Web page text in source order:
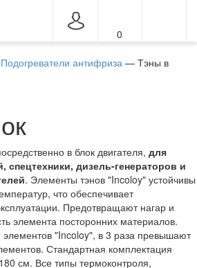
0
Подогреватели антифриза — Тэны в
в блок двигателя, для
спецтехники, дизель-генераторов и
. Элементы тэнов "Incoloy" устойчивы
что обеспечивает
Предотвращают нагар и
элемента посторонних материалов.
элементов "Incoloy", в 3 раза превышают
Стандартная комплектация
см. Все типы термоконтроля,